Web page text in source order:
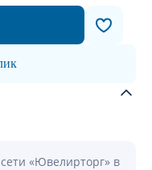
«Ювелирторг» в